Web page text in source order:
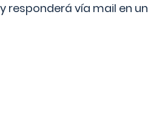
vía mail en un